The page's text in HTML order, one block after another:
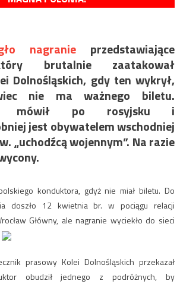
nagranie przedstawiające
brutalnie zaatakował
Dolnośląskich, gdy ten wykrył,
nie ma ważnego biletu.
mówił po rosyjsku i
jest obywatelem wschodniej
„uchodźcą wojennym”. Na razie
konduktora, gdyż nie miał biletu. Do
doszło 12 kwietnia br. w pociągu relacji
Główny, ale nagranie wyciekło do sieci
prasowy Kolei Dolnośląskich przekazał
obudził jednego z podróżnych, by